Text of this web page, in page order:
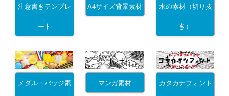
注意書きテンプレ
ート
A4サイズ背景素材 水の素材（切り抜
き）
メダル・バッジ素 マンガ素材 カタカナフォント